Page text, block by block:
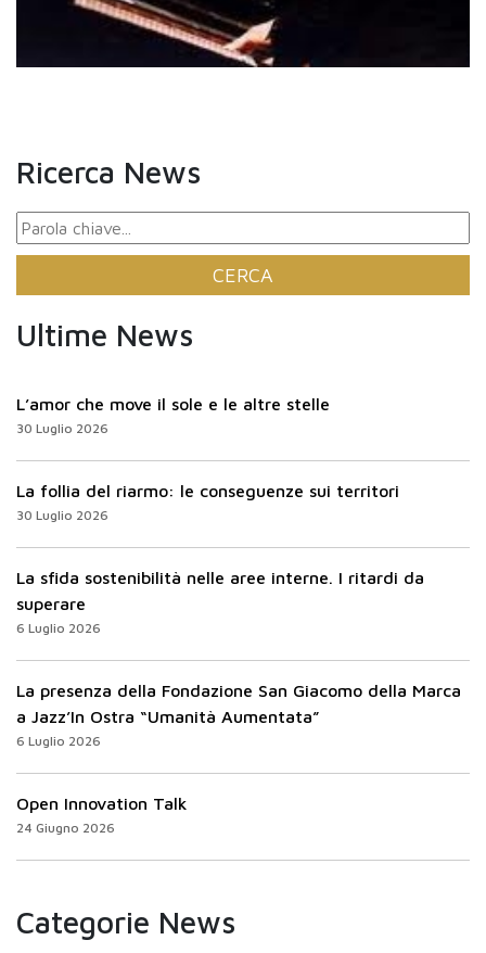
Ricerca News
Ultime News
L’amor che move il sole e le altre stelle
30 Luglio 2026
La follia del riarmo: le conseguenze sui territori
30 Luglio 2026
La sfida sostenibilità nelle aree interne. I ritardi da
superare
6 Luglio 2026
La presenza della Fondazione San Giacomo della Marca
a Jazz’In Ostra “Umanità Aumentata”
6 Luglio 2026
Open Innovation Talk
24 Giugno 2026
Categorie News